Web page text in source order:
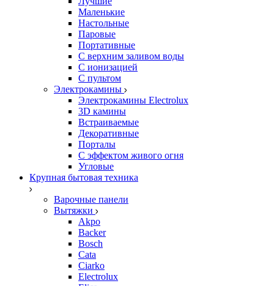
Маленькие
Настольные
Паровые
Портативные
С верхним заливом воды
С ионизацией
С пультом
Электрокамины
Электрокамины Electrolux
3D камины
Встраиваемые
Декоративные
Порталы
С эффектом живого огня
Угловые
Крупная бытовая техника
Варочные панели
Вытяжки
Akpo
Backer
Bosch
Cata
Ciarko
Electrolux